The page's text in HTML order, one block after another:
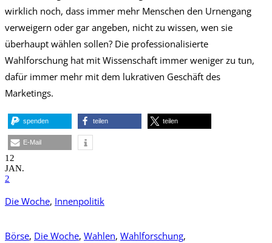
wirklich noch, dass immer mehr Menschen den Urnengang
verweigern oder gar angeben, nicht zu wissen, wen sie
überhaupt wählen sollen? Die professionalisierte
Wahlforschung hat mit Wissenschaft immer weniger zu tun,
dafür immer mehr mit dem lukrativen Geschäft des
Marketings.
spenden teilen teilen
E-Mail
12
JAN.
2
Die Woche, Innenpolitik
Börse, Die Woche, Wahlen, Wahlforschung,